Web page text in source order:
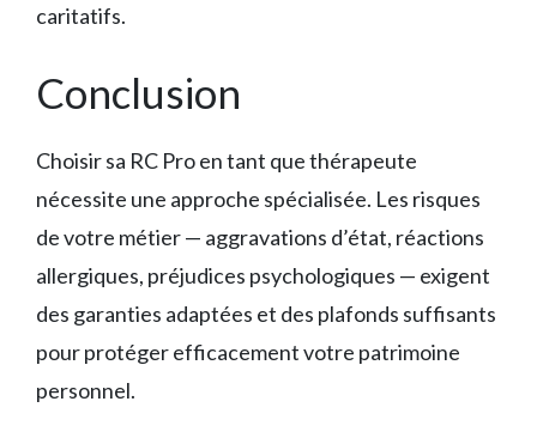
caritatifs.
Conclusion
Choisir sa RC Pro en tant que thérapeute
nécessite une approche spécialisée. Les risques
de votre métier — aggravations d’état, réactions
allergiques, préjudices psychologiques — exigent
des garanties adaptées et des plafonds suffisants
pour protéger efficacement votre patrimoine
personnel.